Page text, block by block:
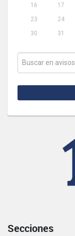
16
17
23
24
30
31
Secciones